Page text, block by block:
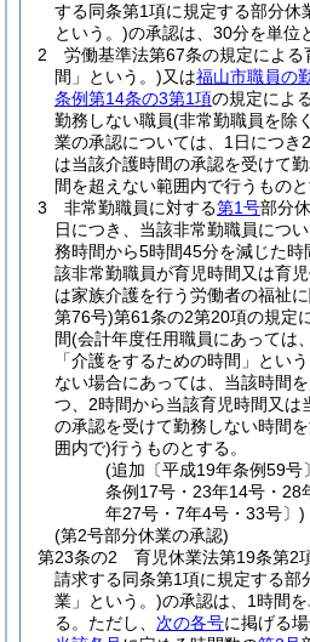
する同条第1項に規定する部分休
という。)の承認は、30分を単位
2
労働基準法第67条の規定による
間」という。)又は福山市職員の
条例第14条の3第1項の規定によ
勤務しない職員(非常勤職員を除
業の承認については、1日につき
は当該介護時間の承認を受けて
間を超えない範囲内で行うものと
3
非常勤職員に対する第1号部分
日につき、当該非常勤職員につ
務時間から5時間45分を減じた
該非常勤職員が育児時間又は育
は家族介護を行う労働者の福祉
第76号)第61条の2第20項の規定
間(会計年度任用職員にあっては
「介護をするための時間」とい
ない場合にあっては、当該時間
つ、2時間から当該育児時間又は
の承認を受けて勤務しない時間
囲内で)行うものとする。
(追加〔平成19年条例59号
条例17号・23年14号・28
年27号・7年4号・33号〕)
(第2号部分休業の承認)
第23条の2
育児休業法第19条第2
請求する同条第1項に規定する部
業」という。)の承認は、1時間
る。 ただし、 次の各号に掲げる